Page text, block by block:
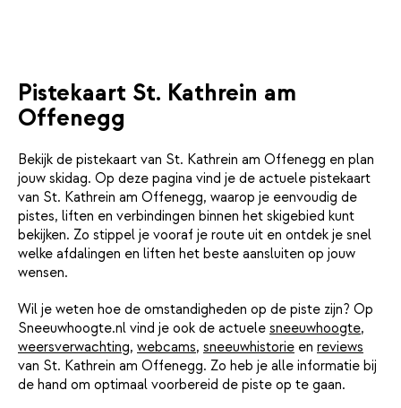
Pistekaart St. Kathrein am
Offenegg
Bekijk de pistekaart van St. Kathrein am Offenegg en plan
jouw skidag. Op deze pagina vind je de actuele pistekaart
van St. Kathrein am Offenegg, waarop je eenvoudig de
pistes, liften en verbindingen binnen het skigebied kunt
bekijken. Zo stippel je vooraf je route uit en ontdek je snel
welke afdalingen en liften het beste aansluiten op jouw
wensen.
Wil je weten hoe de omstandigheden op de piste zijn? Op
Sneeuwhoogte.nl vind je ook de actuele sneeuwhoogte,
weersverwachting, webcams, sneeuwhistorie en reviews
van St. Kathrein am Offenegg. Zo heb je alle informatie bij
de hand om optimaal voorbereid de piste op te gaan.